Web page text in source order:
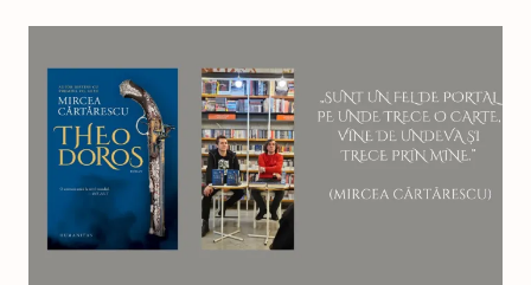
CAIETUL
ALBA
DE
CÉSPEDES